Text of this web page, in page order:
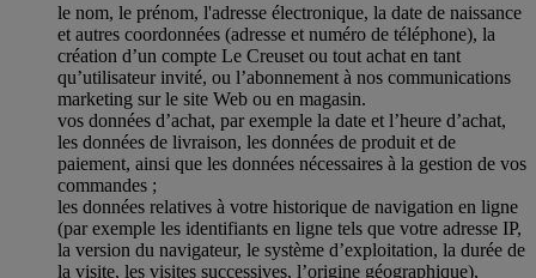
le nom, le prénom, l'adresse électronique, la date de naissance
et autres coordonnées (adresse et numéro de téléphone), la
création d’un compte Le Creuset ou tout achat en tant
qu’utilisateur invité, ou l’abonnement à nos communications
marketing sur le site Web ou en magasin.
vos données d’achat, par exemple la date et l’heure d’achat,
les données de livraison, les données de produit et de
paiement, ainsi que les données nécessaires à la gestion de vos
commandes ;
les données relatives à votre historique de navigation en ligne
(par exemple les identifiants en ligne tels que votre adresse IP,
la version du navigateur, le système d’exploitation, la durée de
la visite, les visites successives, l’origine géographique),